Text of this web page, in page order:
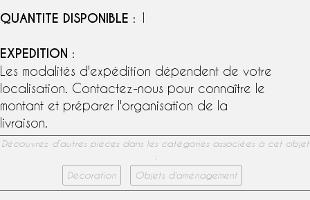
QUANTITE DISPONIBLE : 1
EXPEDITION :
Les modalités d'expédition dépendent de votre
localisation. Contactez-nous pour connaître le
montant et préparer l'organisation de la
livraison.
Découvrez d’autres pièces dans les catégories associées à cet objet
:
Décoration
Objets d'aménagement